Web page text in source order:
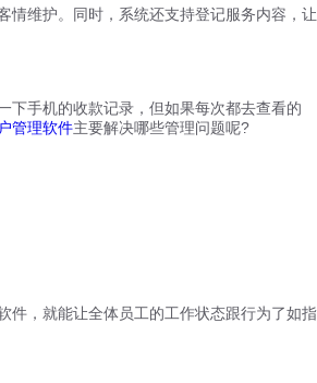
维护。同时，系统还支持登记服务内容，让
下手机的收款记录，但如果每次都去查看的
管理软件主要解决哪些管理问题呢?
，就能让全体员工的工作状态跟行为了如指